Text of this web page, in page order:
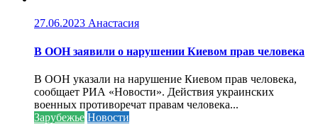
27.06.2023 Анастасия
В ООН заявили о нарушении Киевом прав человека
В ООН указали на нарушение Киевом прав человека,
сообщает РИА «Новости». Действия украинских
военных противоречат правам человека...
Зарубежье Новости